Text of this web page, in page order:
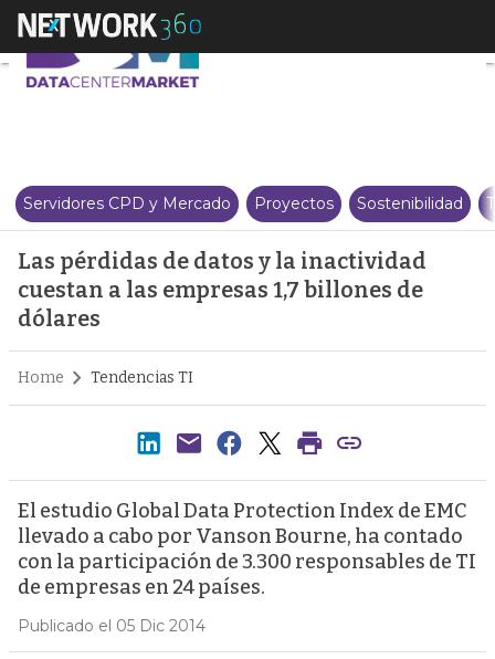
Las pérdidas de datos y la
Servidores CPD y Mercado Proyectos Sostenibilidad
Las pérdidas de datos y la inactividad
cuestan a las empresas 1,7 billones de
dólares
Home Tendencias TI
El estudio Global Data Protection Index de EMC
llevado a cabo por Vanson Bourne, ha contado
con la participación de 3.300 responsables de TI
de empresas en 24 países.
Publicado el 05 Dic 2014